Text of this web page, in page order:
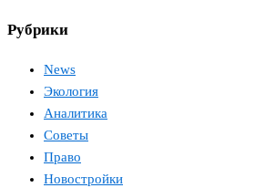
Рубрики
News
Экология
Аналитика
Советы
Право
Новостройки